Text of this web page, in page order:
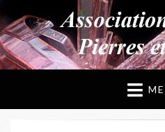
ANPF
Association Nantaise